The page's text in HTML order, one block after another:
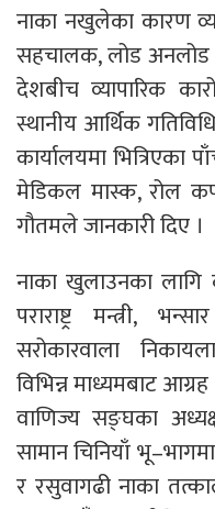
नाका नखुलेका कारण
सहचालक, लोड अनलोड
देशबीच व्यापारिक
स्थानीय आर्थिक
कार्यालयमा भित्रिएका
मेडिकल मास्क, रोल
गौतमले जानकारी दिए ।
नाका खुलाउनका लागि
पराराष्ट्र मन्त्री,
सरोकारवाला
विभिन्न माध्यमबाट
वाणिज्य सङ्घका
सामान चिनियाँ
र रसुवागढी नाका